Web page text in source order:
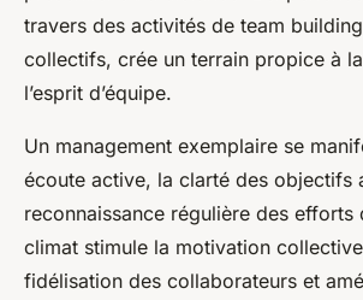
travers des activités de team
collectifs, crée un terrain propice à
l’esprit d’équipe.
Un management exemplaire se
écoute active, la clarté des objectifs
reconnaissance régulière des efforts
climat stimule la motivation
fidélisation des collaborateurs et